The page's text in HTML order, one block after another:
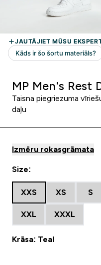
MP Men's Rest
Taisna piegriezuma
daļu
Izmēru rokasgrāmata
Size:
XXS XS S
XXL XXXL
Krāsa: Teal